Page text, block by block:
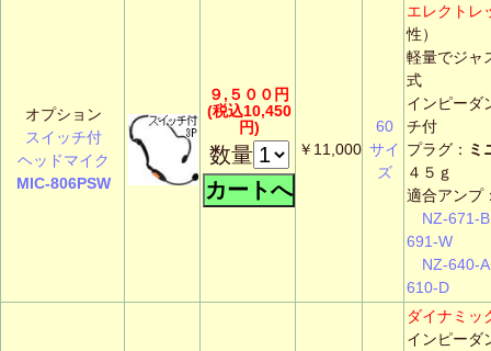
オプション
スイッチ付
ヘッドマイク
MIC-806PSW
９,５００円
(税込10,450
円)
数量 ￥11,000
60
サイ
ズ
エレクトレ
性）
軽量でジャ
式
インピーダ
チ付
プラグ： ミ
４５ｇ
適合アンプ
NZ-671-B
691-W
NZ-640-A
610-D
ダイナミッ
インピーダ